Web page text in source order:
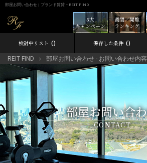
部屋お問い合わせ | ブランド賃貸－REIT FIND
週間／閲覧
ランキング
5大
キャンペーン
検討中リスト 0 保存した条件 0
REIT FIND 部屋お問い合わせ - お問い合わせ内
部屋お問い合
CONTACT